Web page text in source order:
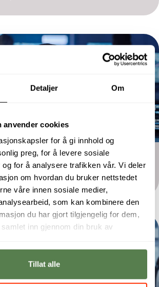
Detaljer Om
anvender cookies
for å gi innhold og
preg, for å levere sosiale
og for å analysere trafikken vår. Vi deler
om hvordan du bruker nettstedet
våre innen sosiale medier,
som kan kombinere den
du har gjort tilgjengelig for dem,
inn gjennom din bruk av
Tillat alle